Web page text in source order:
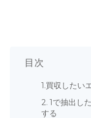
目次
1.買収したい
2. 1で抽出し
する